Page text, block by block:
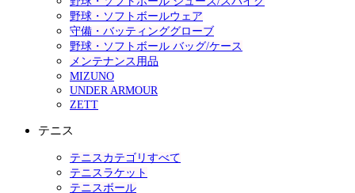
野球・ソフトボールウェア
守備・バッティンググローブ
野球・ソフトボール バッグ/ケース
メンテナンス用品
MIZUNO
UNDER ARMOUR
ZETT
テニス
テニスカテゴリすべて
テニスラケット
テニスボール